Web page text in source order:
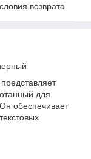
возврата
для
обеспечивает